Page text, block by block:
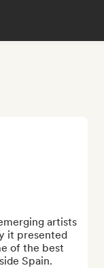
artists
it presented
of the best
Spain.